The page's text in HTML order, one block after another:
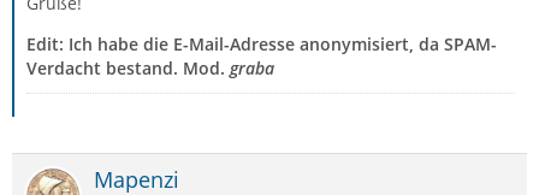
Edit: Ich habe die E-Mail-Adresse anonymisiert, da SPAM-
Verdacht bestand. Mod. graba
Mapenzi